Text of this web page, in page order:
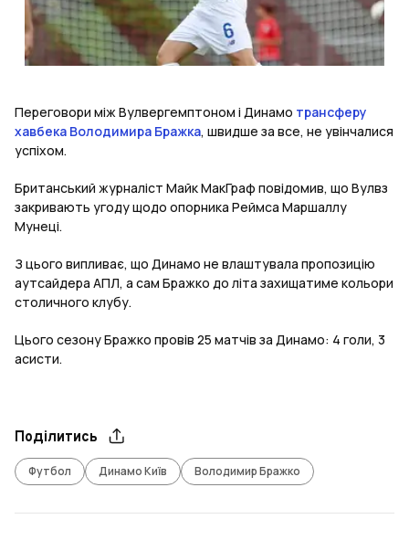
Переговори між Вулвергемптоном і Динамо трансферу
хавбека Володимира Бражка, швидше за все, не увінчалися
успіхом.
Британський журналіст Майк МакГраф повідомив, що Вулвз
закривають угоду щодо опорника Реймса Маршаллу
Мунеці.
З цього випливає, що Динамо не влаштувала пропозицію
аутсайдера АПЛ, а сам Бражко до літа захищатиме кольори
столичного клубу.
Цього сезону Бражко провів 25 матчів за Динамо: 4 голи, 3
асисти.
Поділитись
Футбол Динамо Київ Володимир Бражко